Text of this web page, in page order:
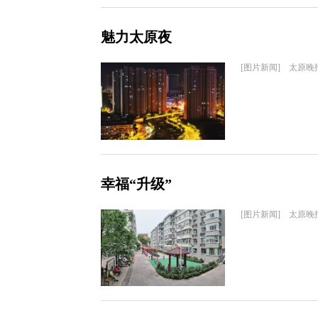
魅力太原夜
[图片新闻] 太原晚
幸福“升级”
[图片新闻] 太原晚